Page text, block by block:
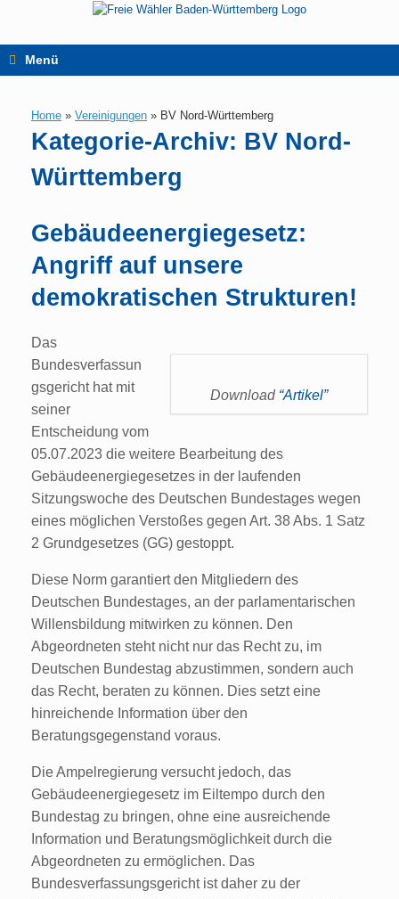
springen
Menü
Home » Vereinigungen » BV Nord-Württemberg
Kategorie-Archiv: BV Nord-
Württemberg
Gebäudeenergiegesetz:
Angriff auf unsere
demokratischen Strukturen!
Download “Artikel”
Das
Bundesverfassun
gsgericht hat mit
seiner
Entscheidung vom
05.07.2023 die weitere Bearbeitung des
Gebäudeenergiegesetzes in der laufenden
Sitzungswoche des Deutschen Bundestages wegen
eines möglichen Verstoßes gegen Art. 38 Abs. 1 Satz
2 Grundgesetzes (GG) gestoppt.
Diese Norm garantiert den Mitgliedern des
Deutschen Bundestages, an der parlamentarischen
Willensbildung mitwirken zu können. Den
Abgeordneten steht nicht nur das Recht zu, im
Deutschen Bundestag abzustimmen, sondern auch
das Recht, beraten zu können. Dies setzt eine
hinreichende Information über den
Beratungsgegenstand voraus.
Die Ampelregierung versucht jedoch, das
Gebäudeenergiegesetz im Eiltempo durch den
Bundestag zu bringen, ohne eine ausreichende
Information und Beratungsmöglichkeit durch die
Abgeordneten zu ermöglichen. Das
Bundesverfassungsgericht ist daher zu der